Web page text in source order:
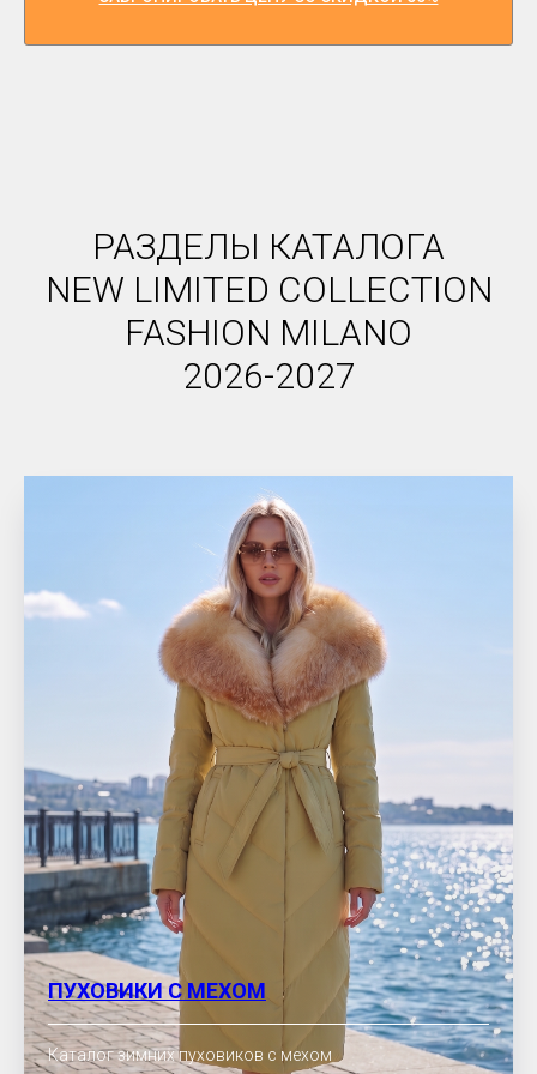
РАЗДЕЛЫ КАТАЛОГА
NEW LIMITED COLLECTION
FASHION MILANO
2026-2027
ПУХОВИКИ С МЕХОМ
Каталог зимних пуховиков с мехом